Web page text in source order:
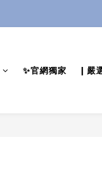
✨官網獨家 | 嚴